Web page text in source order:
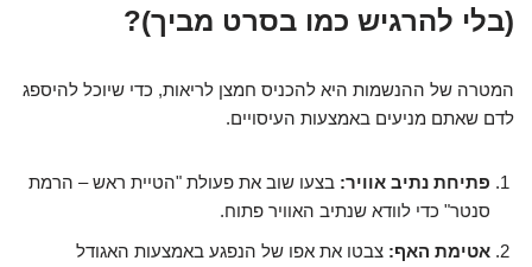
(בלי להרגיש כמו בסרט מביך)?
המטרה של ההנשמות היא להכניס חמצן לריאות, כדי שיוכל להיספג
לדם שאתם מניעים באמצעות העיסויים.
פתיחת נתיב אוויר: בצעו שוב את פעולת "הטיית ראש – הרמת
סנטר" כדי לוודא שנתיב האוויר פתוח.
אטימת האף: צבטו את אפו של הנפגע באמצעות האגודל